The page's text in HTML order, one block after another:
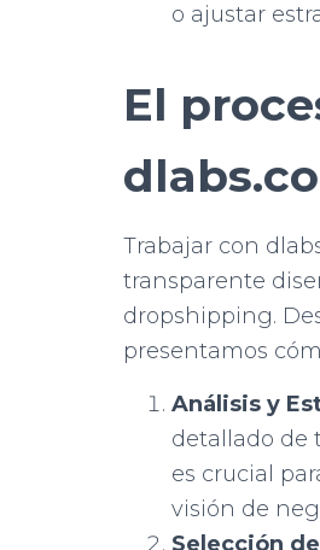
o ajustar
El
Trabajar con
transparente
dropshipping.
presentamos
Análisis y
detallado de
es crucial
visión de
Selección